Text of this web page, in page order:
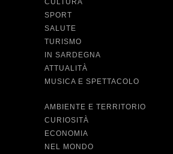
CULTURA
SPORT
SALUTE
TURISMO
IN SARDEGNA
ATTUALITÀ
MUSICA E SPETTACOLO
AMBIENTE E TERRITORIO
CURIOSITÀ
ECONOMIA
NEL MONDO